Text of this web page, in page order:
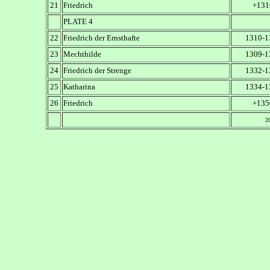
21 Friedrich
PLATE 4
22 Friedrich der Ernsthafte
1310-
23 Mechthilde
1309-
24 Friedrich der Strenge
1332-
25 Katharina
1334-
26 Friedrich